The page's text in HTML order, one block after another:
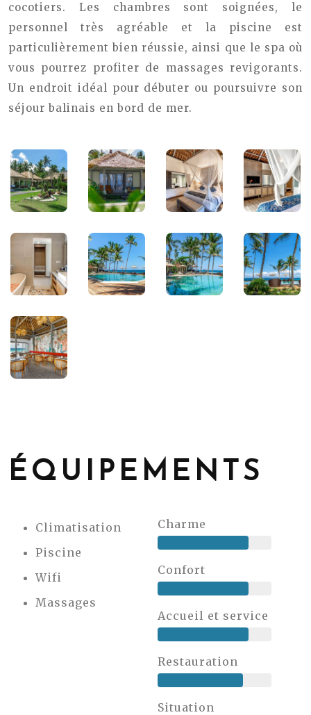
cocotiers. Les chambres sont soignées, le
personnel très agréable et la piscine est
particulièrement bien réussie, ainsi que le spa où
vous pourrez profiter de massages revigorants.
Un endroit idéal pour débuter ou poursuivre son
séjour balinais en bord de mer.
ÉQUIPEMENTS
Climatisation
Piscine
Wifi
Massages
Charme
Confort
Accueil et service
Restauration
Situation